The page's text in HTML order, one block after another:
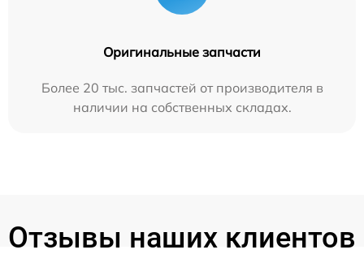
Оригинальные запчасти
Более 20 тыс. запчастей от производителя в
наличии на собственных складах.
Отзывы наших клиентов